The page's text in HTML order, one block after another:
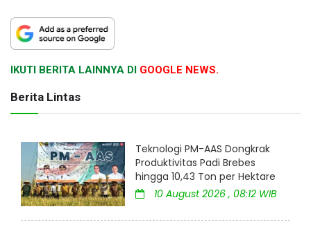
IKUTI BERITA LAINNYA DI GOOGLE NEWS.
Berita Lintas
Teknologi PM-AAS Dongkrak
Produktivitas Padi Brebes
hingga 10,43 Ton per Hektare
10 August 2026 , 08:12 WIB